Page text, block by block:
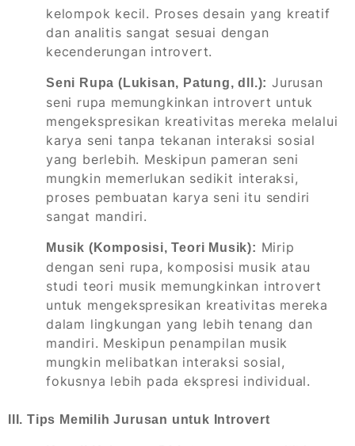
kelompok kecil. Proses desain yang kreatif
dan analitis sangat sesuai dengan
kecenderungan introvert.
Seni Rupa (Lukisan, Patung, dll.): Jurusan
seni rupa memungkinkan introvert untuk
mengekspresikan kreativitas mereka melalui
karya seni tanpa tekanan interaksi sosial
yang berlebih. Meskipun pameran seni
mungkin memerlukan sedikit interaksi,
proses pembuatan karya seni itu sendiri
sangat mandiri.
Musik (Komposisi, Teori Musik): Mirip
dengan seni rupa, komposisi musik atau
studi teori musik memungkinkan introvert
untuk mengekspresikan kreativitas mereka
dalam lingkungan yang lebih tenang dan
mandiri. Meskipun penampilan musik
mungkin melibatkan interaksi sosial,
fokusnya lebih pada ekspresi individual.
III. Tips Memilih Jurusan untuk Introvert